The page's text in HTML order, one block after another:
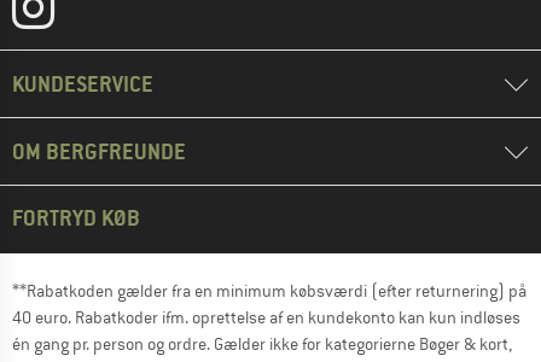
KUNDESERVICE
OM BERGFREUNDE
FORTRYD KØB
**Rabatkoden gælder fra en minimum købsværdi (efter returnering) på
40 euro. Rabatkoder ifm. oprettelse af en kundekonto kan kun indløses
én gang pr. person og ordre. Gælder ikke for kategorierne Bøger & kort,